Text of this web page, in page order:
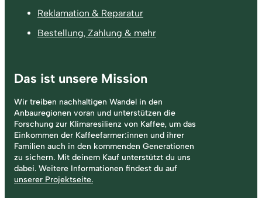
Reklamation & Reparatur
Bestellung, Zahlung & mehr
Das ist unsere Mission
Wir treiben nachhaltigen Wandel in den
Anbauregionen voran und unterstützen die
Forschung zur Klimaresilienz von Kaffee, um das
Einkommen der Kaffeefarmer:innen und ihrer
Familien auch in den kommenden Generationen
zu sichern. Mit deinem Kauf unterstützt du uns
dabei. Weitere Informationen findest du auf
unserer Projektseite.